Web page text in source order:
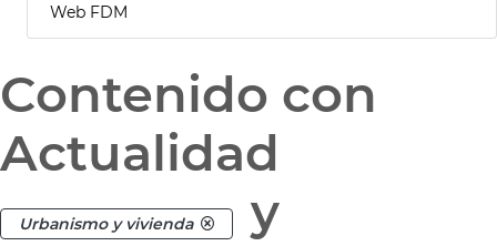
Web FDM
Contenido con
Actualidad
Urbanismo y vivienda
y